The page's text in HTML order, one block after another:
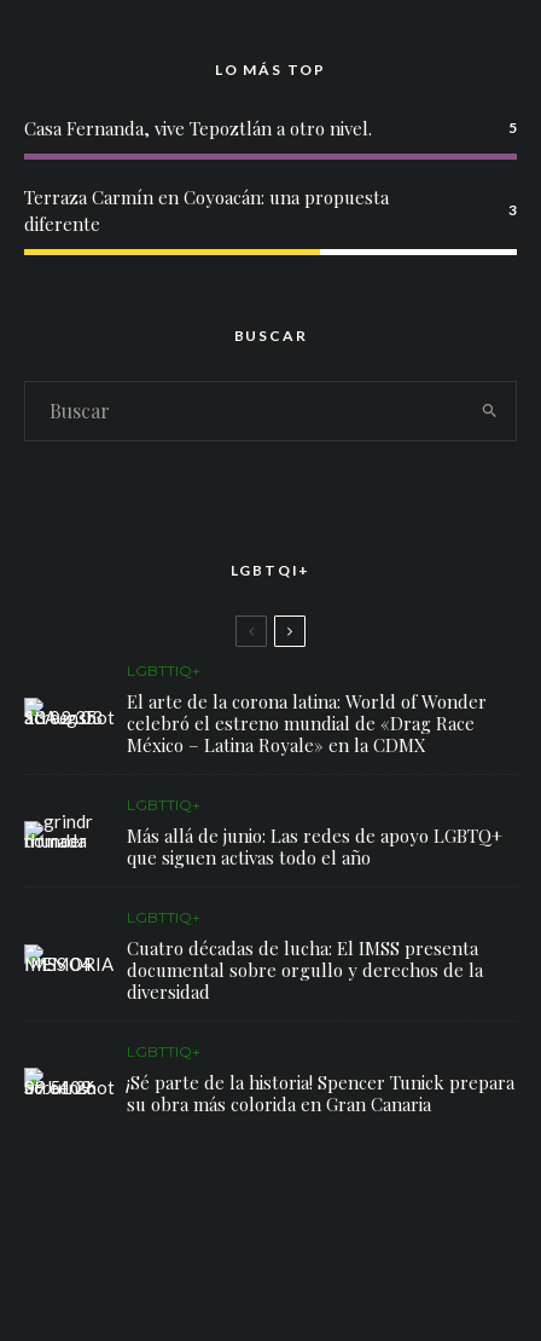
LO MÁS TOP
Casa Fernanda, vive Tepoztlán a otro nivel. 5
Terraza Carmín en Coyoacán: una propuesta
diferente
3
BUSCAR
LGBTQI+
LGBTTIQ+
El arte de la corona latina: World of Wonder
celebró el estreno mundial de «Drag Race
México – Latina Royale» en la CDMX
LGBTTIQ+
Más allá de junio: Las redes de apoyo LGBTQ+
que siguen activas todo el año
LGBTTIQ+
Cuatro décadas de lucha: El IMSS presenta
documental sobre orgullo y derechos de la
diversidad
LGBTTIQ+
¡Sé parte de la historia! Spencer Tunick prepara
su obra más colorida en Gran Canaria